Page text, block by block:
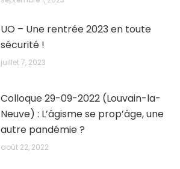
UO – Une rentrée 2023 en toute
sécurité !
juillet 7, 2023
Colloque 29-09-2022 (Louvain-la-
Neuve) : L’âgisme se prop’âge, une
autre pandémie ?
août 22, 2022